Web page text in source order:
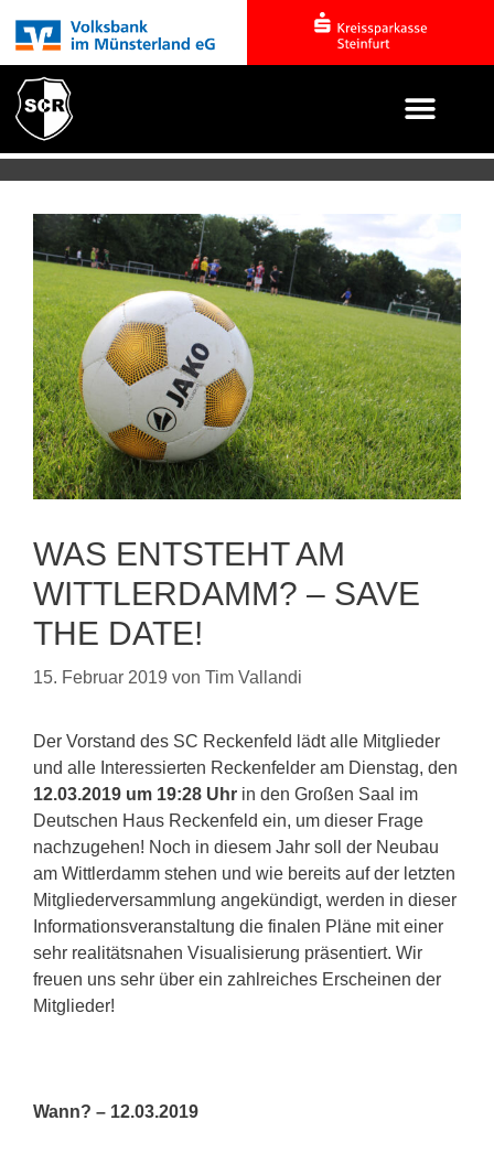
WAS ENTSTEHT AM
WITTLERDAMM? – SAVE
THE DATE!
15. Februar 2019 von Tim Vallandi
Der Vorstand des SC Reckenfeld lädt alle Mitglieder
und alle Interessierten Reckenfelder am Dienstag, den
12.03.2019 um 19:28 Uhr in den Großen Saal im
Deutschen Haus Reckenfeld ein, um dieser Frage
nachzugehen! Noch in diesem Jahr soll der Neubau
am Wittlerdamm stehen und wie bereits auf der letzten
Mitgliederversammlung angekündigt, werden in dieser
Informationsveranstaltung die finalen Pläne mit einer
sehr realitätsnahen Visualisierung präsentiert. Wir
freuen uns sehr über ein zahlreiches Erscheinen der
Mitglieder!
Wann? – 12.03.2019